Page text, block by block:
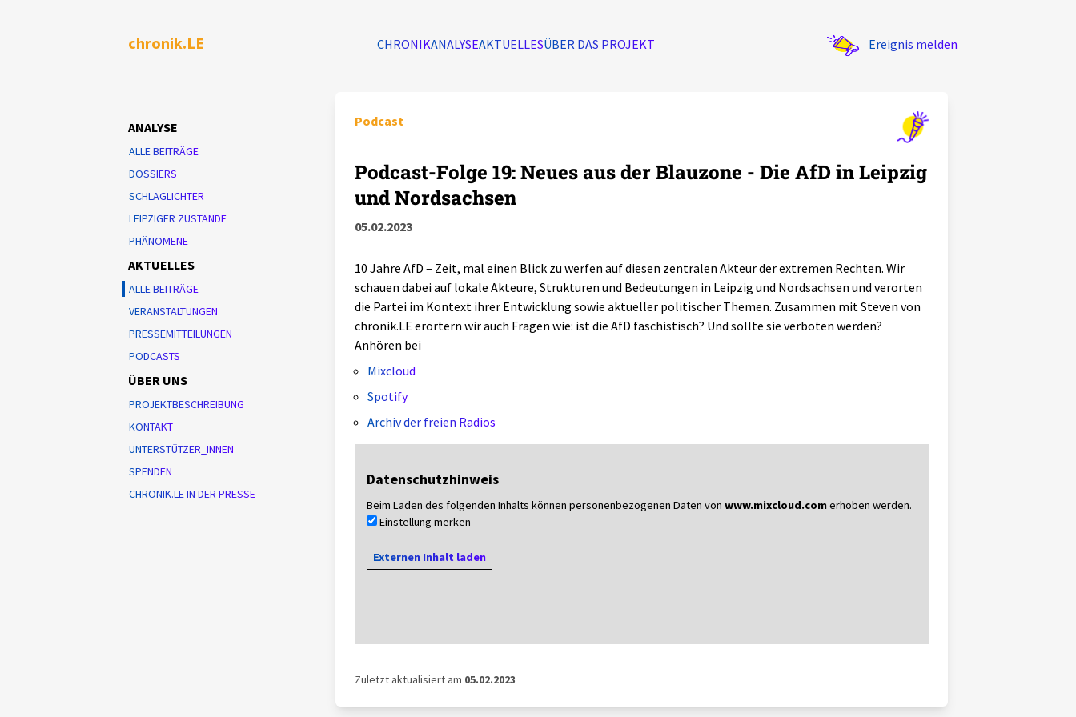
chronik.LE CHRONIKANALYSEAKTUELLESÜBER DAS PROJEKT Ereignis melden
ANALYSE
ALLE BEITRÄGE
DOSSIERS
SCHLAGLICHTER
LEIPZIGER ZUSTÄNDE
PHÄNOMENE
AKTUELLES
ALLE BEITRÄGE
VERANSTALTUNGEN
PRESSEMITTEILUNGEN
PODCASTS
ÜBER UNS
PROJEKTBESCHREIBUNG
KONTAKT
UNTERSTÜTZER_INNEN
SPENDEN
CHRONIK.LE IN DER PRESSE
Podcast
Podcast-Folge 19: Neues aus der Blauzone - Die AfD in Leipzig
und Nordsachsen
05.02.2023
10 Jahre AfD – Zeit, mal einen Blick zu werfen auf diesen zentralen Akteur der extremen Rechten. Wir
schauen dabei auf lokale Akteure, Strukturen und Bedeutungen in Leipzig und Nordsachsen und verorten
die Partei im Kontext ihrer Entwicklung sowie aktueller politischer Themen. Zusammen mit Steven von
chronik.LE erörtern wir auch Fragen wie: ist die AfD faschistisch? Und sollte sie verboten werden?
Anhören bei
Mixcloud
Spotify
Archiv der freien Radios
Datenschutzhinweis
Beim Laden des folgenden Inhalts können personenbezogenen Daten von www.mixcloud.comerhoben werden.
Einstellung merken
Externen Inhalt laden
Zuletzt aktualisiert am 05.02.2023